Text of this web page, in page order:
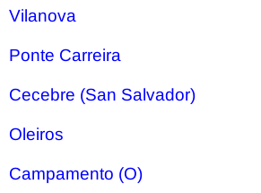
Vilanova
Ponte Carreira
Cecebre (San Salvador)
Oleiros
Campamento (O)